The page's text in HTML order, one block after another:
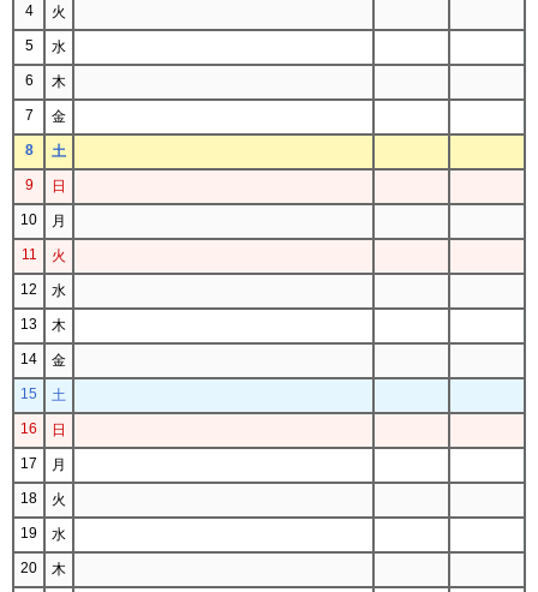
4
火
5
水
6
木
7
金
8
土
9
日
10
月
11
火
12
水
13
木
14
金
15
土
16
日
17
月
18
火
19
水
20
木